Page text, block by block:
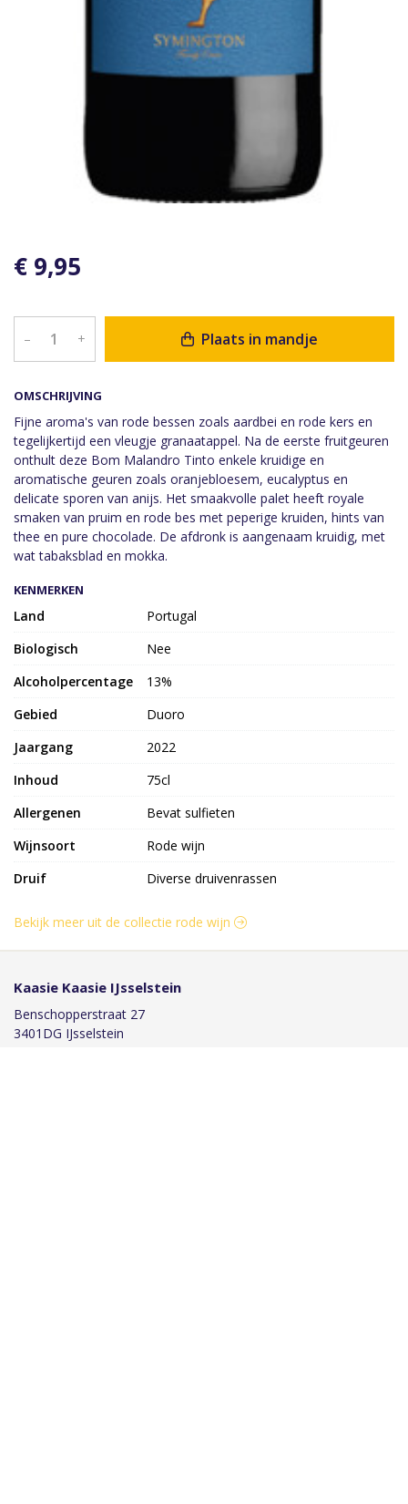
OMSCHRIJVING
Fijne aroma's van rode bessen zoals aardbei en rode kers en
tegelijkertijd een vleugje granaatappel. Na de eerste fruitgeuren
onthult deze Bom Malandro Tinto enkele kruidige en
aromatische geuren zoals oranjebloesem, eucalyptus en
delicate sporen van anijs. Het smaakvolle palet heeft royale
smaken van pruim en rode bes met peperige kruiden, hints van
thee en pure chocolade. De afdronk is aangenaam kruidig, met
wat tabaksblad en mokka.
€ 9,95
– + Plaats in mandje
KENMERKEN
Land
Portugal
Biologisch
Nee
Alcoholpercentage
13%
Gebied
Duoro
Jaargang
2022
Inhoud
75cl
Allergenen
Bevat sulfieten
Wijnsoort
Rode wijn
Druif
Diverse druivenrassen
Bekijk meer uit de collectie rode wijn
Kaasie Kaasie IJsselstein
Benschopperstraat 27
3401DG IJsselstein